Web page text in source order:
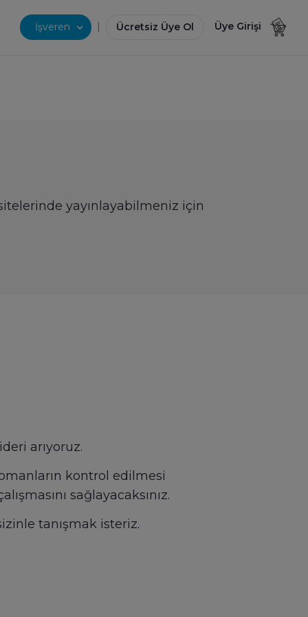
İşveren | Ücretsiz Üye Ol Üye Girişi
yayınlayabilmeniz için
arıyoruz.
kontrol edilmesi
sağlayacaksınız.
tanışmak isteriz.